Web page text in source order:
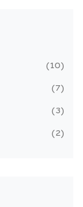
10
7
3
2